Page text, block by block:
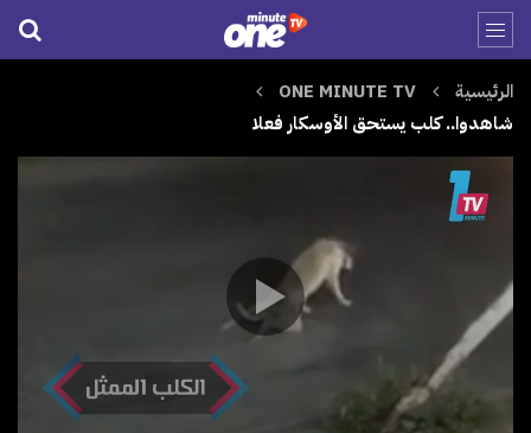
الرئيسية
ONE MINUTE TV
شاهدوا.. كلب يستحق الأوسكار فعلا